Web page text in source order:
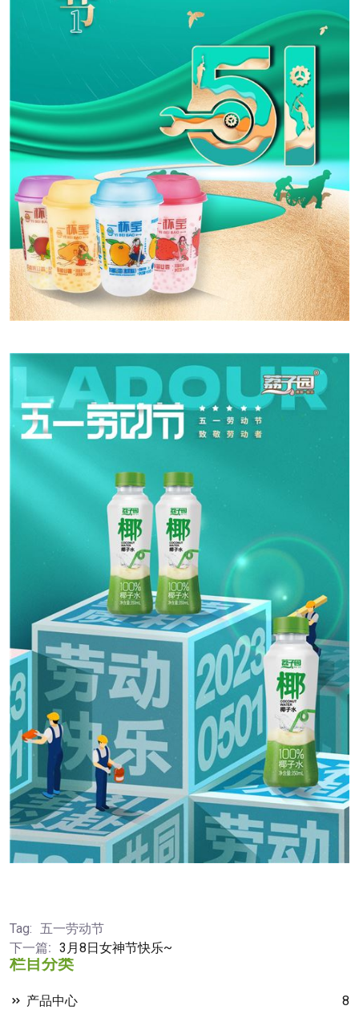
Tag:
五一劳动节
下一篇: 3月8日女神节快乐~
栏目分类
产品中心 8